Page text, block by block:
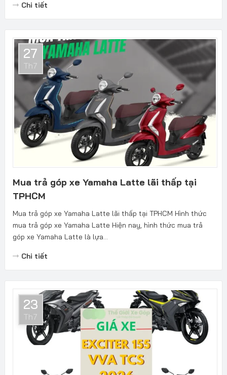
Chi tiết
27
Th7
Mua trả góp xe Yamaha Latte lãi thấp tại
TPHCM
Mua trả góp xe Yamaha Latte lãi thấp tại TPHCM Hình thức
mua trả góp xe Yamaha Latte Hiện nay, hình thức mua trả
góp xe Yamaha Latte là lựa...
Chi tiết
23
Th7